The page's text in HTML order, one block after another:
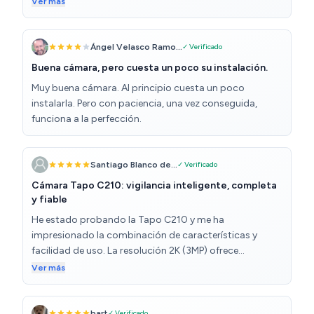
Ángel Velasco Ramo... ✓ Verificado
Buena cámara, pero cuesta un poco su instalación.
Muy buena cámara. Al principio cuesta un poco
instalarla. Pero con paciencia, una vez conseguida,
funciona a la perfección.
Santiago Blanco de... ✓ Verificado
Cámara Tapo C210: vigilancia inteligente, completa
y fiable
He estado probando la Tapo C210 y me ha
impresionado la combinación de características y
facilidad de uso. La resolución 2K (3MP) ofrece
imágenes nítidas y claras, tanto de día como en visión
nocturna, donde los detalles se mantienen
sorprendentes gracias a la tecnología infrarroja. La
Ver más